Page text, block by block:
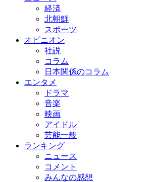
経済
北朝鮮
スポーツ
オピニオン
社説
コラム
日本関係のコラム
エンタメ
ドラマ
音楽
映画
アイドル
芸能一般
ランキング
ニュース
コメント
みんなの感想